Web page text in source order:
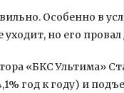
Особенно в
уходит, но его
«БКС Ультима»
год к году) и